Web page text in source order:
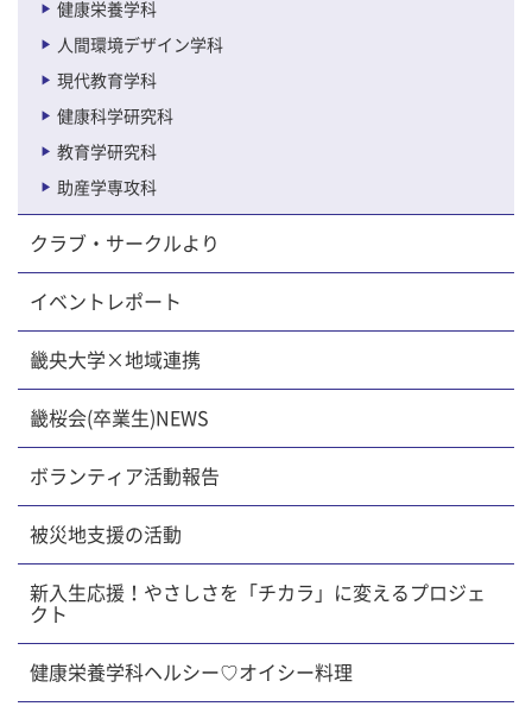
健康栄養学科
人間環境デザイン学科
現代教育学科
健康科学研究科
教育学研究科
助産学専攻科
クラブ・サークルより
イベントレポート
畿央大学×地域連携
畿桜会(卒業生)NEWS
ボランティア活動報告
被災地支援の活動
新入生応援！やさしさを「チカラ」に変えるプロジェ
クト
健康栄養学科ヘルシー♡オイシー料理